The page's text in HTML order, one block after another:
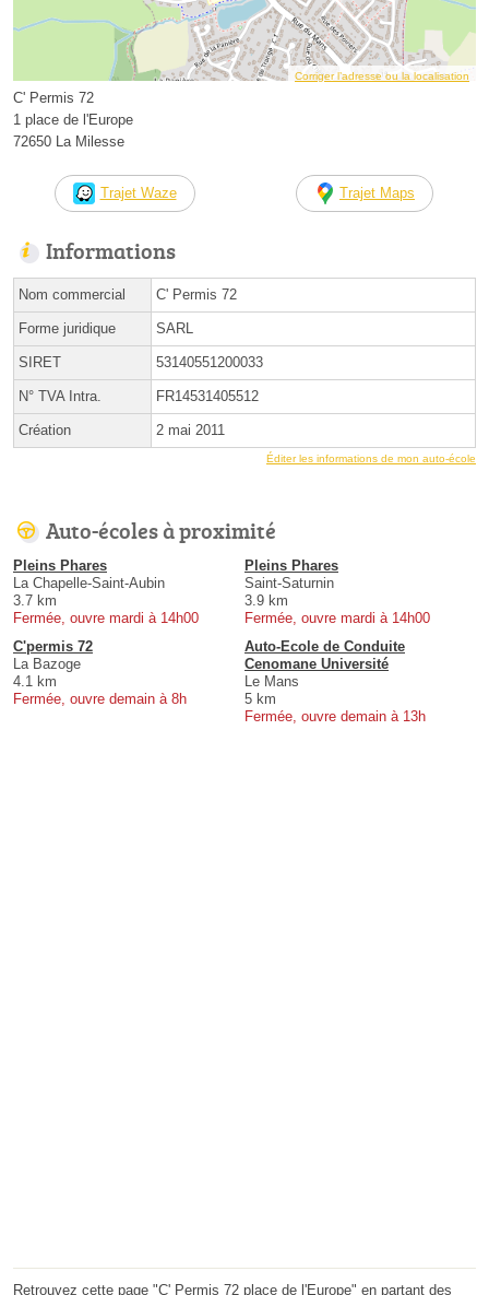
Corriger l’adresse ou la localisation
C' Permis 72
1 place de l'Europe
72650 La Milesse
Trajet Waze Trajet Maps
Informations
Nom commercial C' Permis 72
Forme juridique SARL
SIRET 53140551200033
N° TVA Intra. FR14531405512
Création 2 mai 2011
Éditer les informations de mon auto-école
Auto-écoles à proximité
Pleins Phares
La Chapelle-Saint-Aubin
3.7 km
Fermée, ouvre mardi à 14h00
Pleins Phares
Saint-Saturnin
3.9 km
Fermée, ouvre mardi à 14h00
C'permis 72
La Bazoge
4.1 km
Fermée, ouvre demain à 8h
Auto-Ecole de Conduite
Cenomane Université
Le Mans
5 km
Fermée, ouvre demain à 13h
Retrouvez cette page "C' Permis 72 place de l'Europe" en partant des